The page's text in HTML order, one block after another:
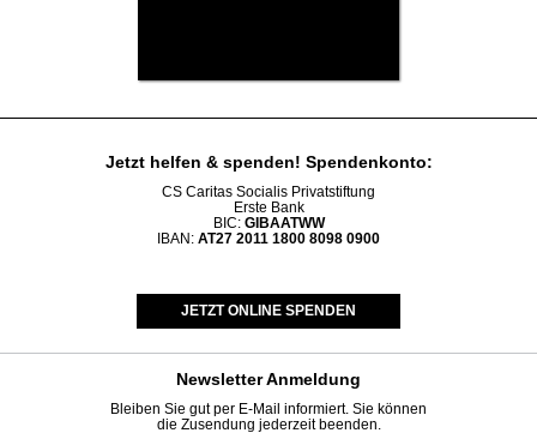
Jetzt helfen & spenden! Spendenkonto:
CS Caritas Socialis Privatstiftung
Erste Bank
BIC: GIBAATWW
IBAN: AT27 2011 1800 8098 0900
JETZT ONLINE SPENDEN
NewsletterAnmeldung
Bleiben Sie gut per E-Mail informiert. Sie können
die Zusendung jederzeit beenden.